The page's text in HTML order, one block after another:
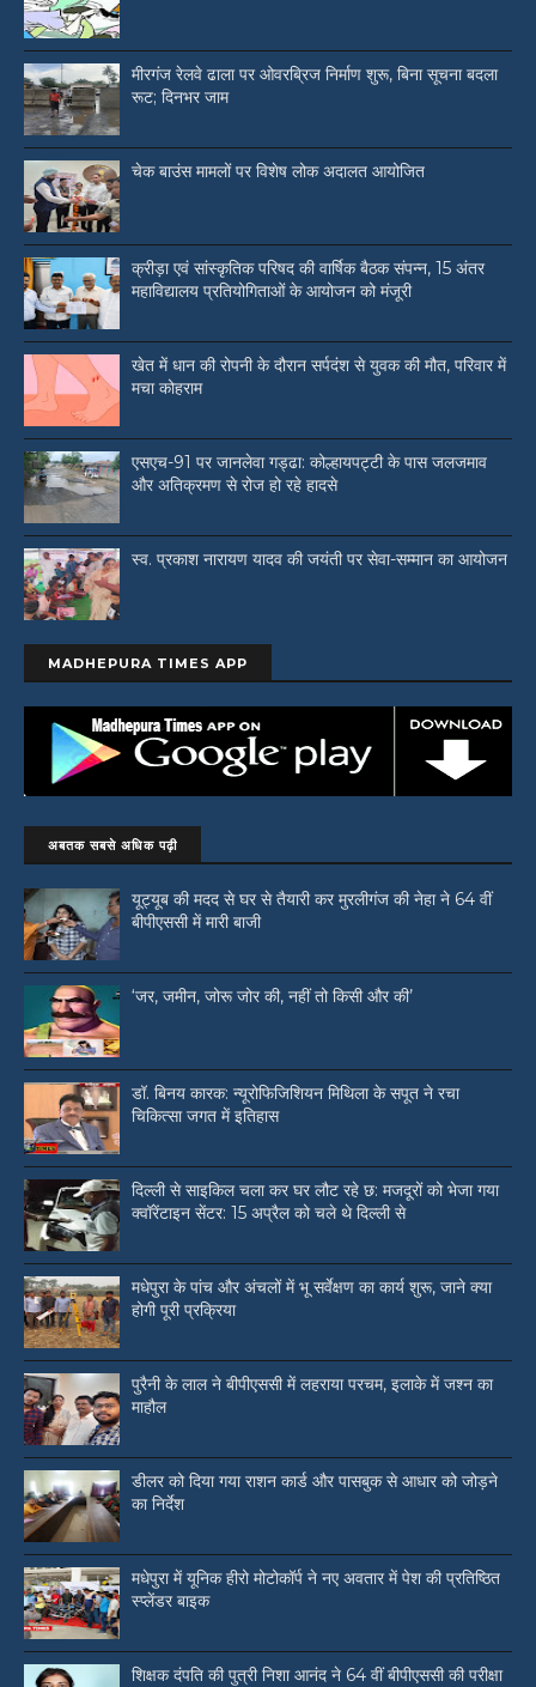
मीरगंज रेलवे ढाला पर ओवरब्रिज निर्माण शुरू, बिना सूचना बदला
रूट; दिनभर जाम
चेक बाउंस मामलों पर विशेष लोक अदालत आयोजित
क्रीड़ा एवं सांस्कृतिक परिषद की वार्षिक बैठक संपन्न, 15 अंतर
महाविद्यालय प्रतियोगिताओं के आयोजन को मंजूरी
खेत में धान की रोपनी के दौरान सर्पदंश से युवक की मौत, परिवार में
मचा कोहराम
एसएच-91 पर जानलेवा गड्ढा: कोल्हायपट्टी के पास जलजमाव
और अतिक्रमण से रोज हो रहे हादसे
स्व. प्रकाश नारायण यादव की जयंती पर सेवा-सम्मान का आयोजन
MADHEPURA TIMES APP
अबतक सबसे अधिक पढ़ी
यूट्यूब की मदद से घर से तैयारी कर मुरलीगंज की नेहा ने 64 वीं
बीपीएससी में मारी बाजी
‘जर, जमीन, जोरू जोर की, नहीं तो किसी और की’
डॉ. बिनय कारक: न्यूरोफिजिशियन मिथिला के सपूत ने रचा
चिकित्सा जगत में इतिहास
दिल्ली से साइकिल चला कर घर लौट रहे छ: मजदूरों को भेजा गया
क्वॉरेंटाइन सेंटर: 15 अप्रैल को चले थे दिल्ली से
मधेपुरा के पांच और अंचलों में भू सर्वेक्षण का कार्य शुरू, जाने क्या
होगी पूरी प्रक्रिया
पुरैनी के लाल ने बीपीएससी में लहराया परचम, इलाके में जश्न का
माहौल
डीलर को दिया गया राशन कार्ड और पासबुक से आधार को जोड़ने
का निर्देश
मधेपुरा में यूनिक हीरो मोटोकॉर्प ने नए अवतार में पेश की प्रतिष्ठित
स्प्लेंडर बाइक
शिक्षक दंपति की पुत्री निशा आनंद ने 64 वीं बीपीएससी की परीक्षा